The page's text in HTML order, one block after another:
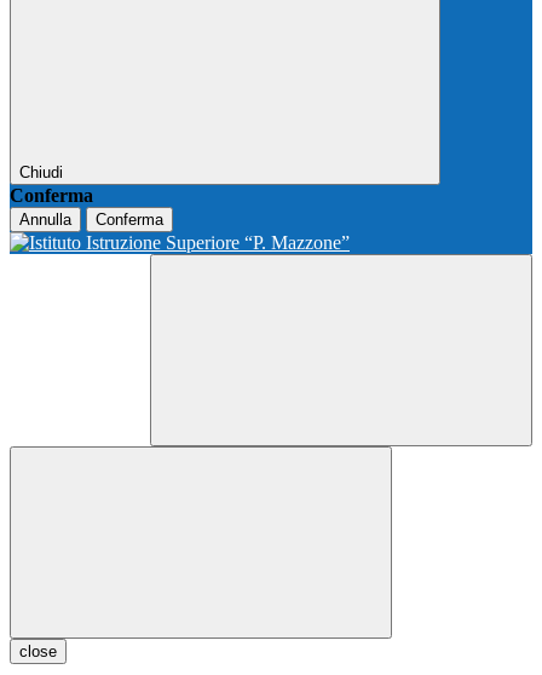
Chiudi
Conferma
Annulla Conferma
close